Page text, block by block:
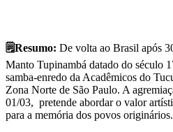
🗒️Resumo: De volta ao Brasil após
Manto Tupinambá datado do século
samba-enredo da Acadêmicos do
Zona Norte de São Paulo. A
01/03, pretende abordar o valor
para a memória dos povos originários.